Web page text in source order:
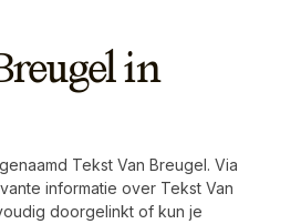
in
Tekst Van Breugel. Via
informatie over Tekst Van
doorgelinkt of kun je